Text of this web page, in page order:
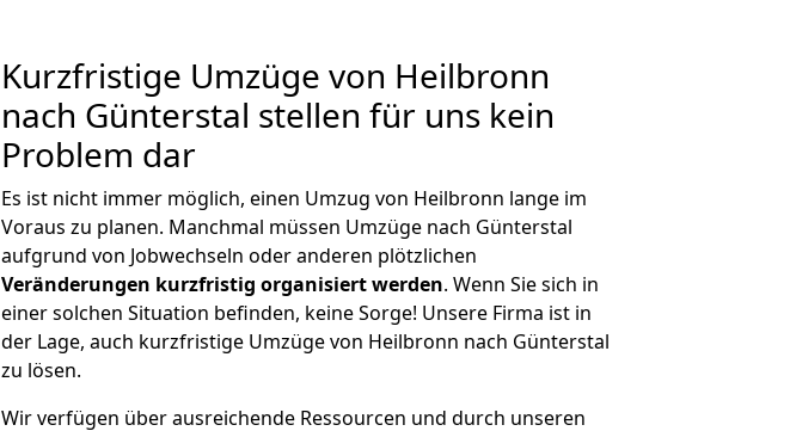
Kurzfristige Umzüge von Heilbronn
nach Günterstal stellen für uns kein
Problem dar
Es ist nicht immer möglich, einen Umzug von Heilbronn lange im
Voraus zu planen. Manchmal müssen Umzüge nach Günterstal
aufgrund von Jobwechseln oder anderen plötzlichen
Veränderungen kurzfristig organisiert werden. Wenn Sie sich in
einer solchen Situation befinden, keine Sorge! Unsere Firma ist in
der Lage, auch kurzfristige Umzüge von Heilbronn nach Günterstal
zu lösen.
Wir verfügen über ausreichende Ressourcen und durch unseren